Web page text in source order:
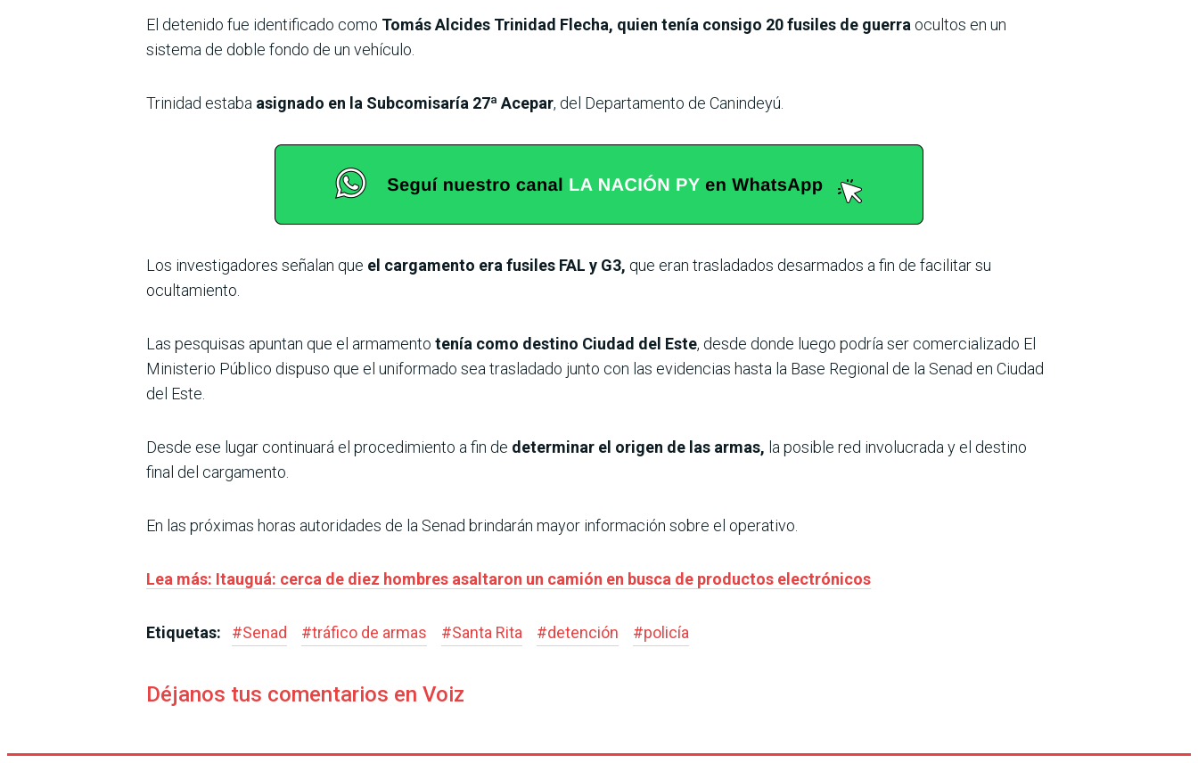
El detenido fue identificado como Tomás Alcides Trinidad Flecha, quien tenía consigo 20 fusiles de guerra ocultos en un
sistema de doble fondo de un vehículo.
Trinidad estaba asignado en la Subcomisaría 27ª Acepar, del Departamento de Canindeyú.
Los investigadores señalan que el cargamento era fusiles FAL y G3, que eran trasladados desarmados a fin de facilitar su
ocultamiento.
Las pesquisas apuntan que el armamento tenía como destino Ciudad del Este, desde donde luego podría ser comercializado El
Ministerio Público dispuso que el uniformado sea trasladado junto con las evidencias hasta la Base Regional de la Senad en Ciudad
del Este.
Desde ese lugar continuará el procedimiento a fin de determinar el origen de las armas, la posible red involucrada y el destino
final del cargamento.
En las próximas horas autoridades de la Senad brindarán mayor información sobre el operativo.
Lea más: Itauguá: cerca de diez hombres asaltaron un camión en busca de productos electrónicos
Etiquetas: #Senad #tráfico de armas #Santa Rita #detención #policía
Déjanos tus comentarios en Voiz